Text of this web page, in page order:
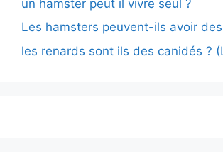
un hamster peut il vivre seul ?
Les hamsters peuvent-ils avoir
les renards sont ils des canidés ?